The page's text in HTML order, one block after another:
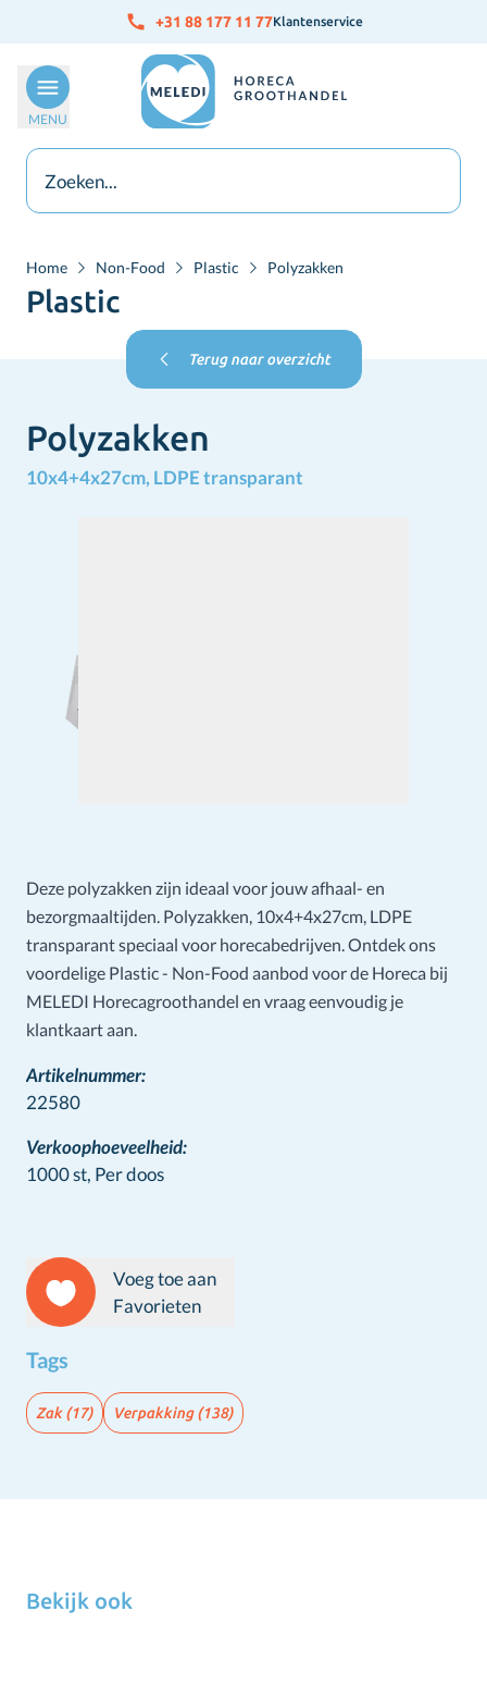
Ga naar de inhoud +31 88 177 11 77Klantenservice
MENU
Home Non-Food Plastic Polyzakken
Plastic
Terug naar overzicht
Polyzakken
10x4+4x27cm, LDPE transparant
Deze polyzakken zijn ideaal voor jouw afhaal- en
bezorgmaaltijden. Polyzakken, 10x4+4x27cm, LDPE
transparant speciaal voor horecabedrijven. Ontdek ons
voordelige Plastic - Non-Food aanbod voor de Horeca bij
MELEDI Horecagroothandel en vraag eenvoudig je
klantkaart aan.
Artikelnummer:
22580
Verkoophoeveelheid:
1000 st, Per doos
Voeg toe aan
Favorieten
Tags
Zak(17) Verpakking(138)
Bekijk ook